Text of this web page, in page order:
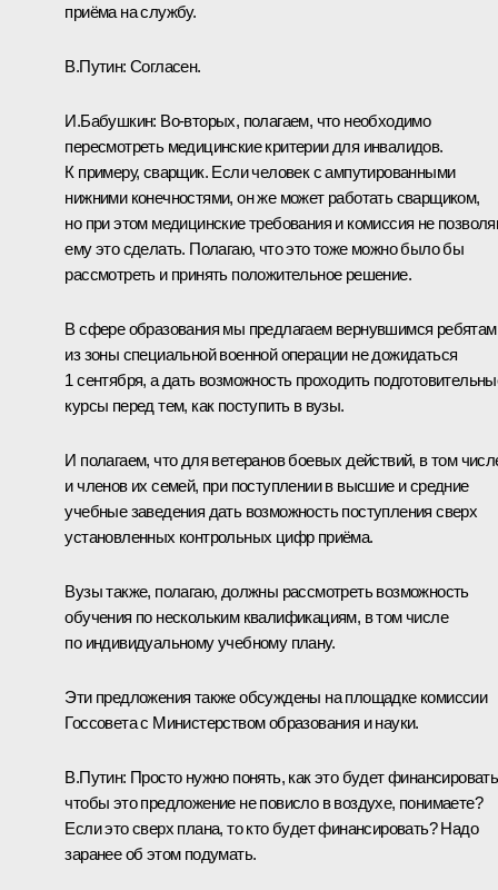
приёма на службу.
В.Путин: Согласен.
И.Бабушкин: Во-вторых, полагаем, что необходимо
пересмотреть медицинские критерии для инвалидов.
К примеру, сварщик. Если человек с ампутированными
нижними конечностями, он же может работать сварщиком,
но при этом медицинские требования и комиссия не
ему это сделать. Полагаю, что это тоже можно было бы
рассмотреть и принять положительное решение.
В сфере образования мы предлагаем вернувшимся ребятам
из зоны специальной военной операции не дожидаться
1 сентября, а дать возможность проходить
курсы перед тем, как поступить в вузы.
И полагаем, что для ветеранов боевых действий, в том
и членов их семей, при поступлении в высшие и средние
учебные заведения дать возможность поступления сверх
установленных контрольных цифр приёма.
Вузы также, полагаю, должны рассмотреть возможность
обучения по нескольким квалификациям, в том числе
по индивидуальному учебному плану.
Эти предложения также обсуждены на площадке комиссии
Госсовета с Министерством образования и науки.
В.Путин: Просто нужно понять, как это будет
чтобы это предложение не повисло в воздухе, понимаете?
Если это сверх плана, то кто будет финансировать? Надо
заранее об этом подумать.